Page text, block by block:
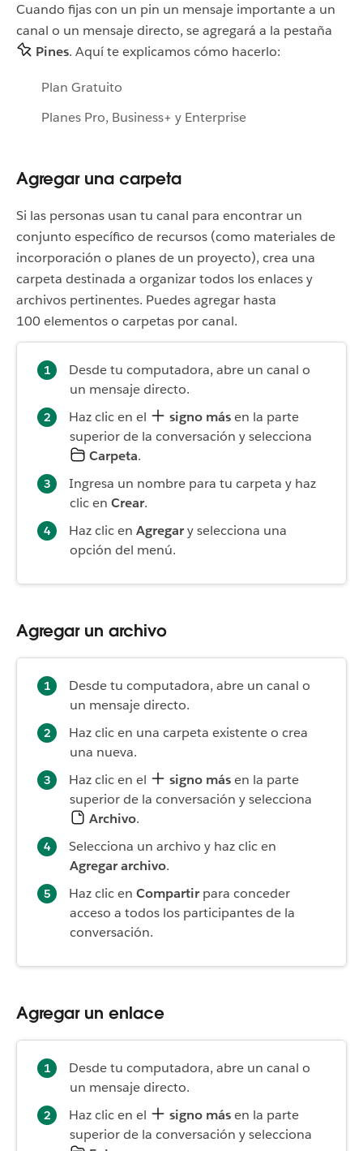
Cuando fijas con un pin un mensaje importante a un
canal o un mensaje directo, se agregará a la pestaña
Pines. Aquí te explicamos cómo hacerlo:
Plan Gratuito
Planes Pro, Business+ y Enterprise
Agregar una carpeta
Si las personas usan tu canal para encontrar un
conjunto específico de recursos (como materiales de
incorporación o planes de un proyecto), crea una
carpeta destinada a organizar todos los enlaces y
archivos pertinentes. Puedes agregar hasta
100 elementos o carpetas por canal.
Desde tu computadora, abre un canal o
un mensaje directo.
Haz clic en el
signo másen la parte
superior de la conversación y selecciona
Carpeta.
Ingresa un nombre para tu carpeta y haz
clic en Crear.
Haz clic en Agregary selecciona una
opción del menú.
Agregar un archivo
Desde tu computadora, abre un canal o
un mensaje directo.
Haz clic en una carpeta existente o crea
una nueva.
Haz clic en el
signo másen la parte
superior de la conversación y selecciona
Archivo.
Selecciona un archivo y haz clic en
Agregar archivo.
Haz clic en Compartirpara conceder
acceso a todos los participantes de la
conversación.
Agregar un enlace
Desde tu computadora, abre un canal o
un mensaje directo.
Haz clic en el
signo másen la parte
superior de la conversación y selecciona